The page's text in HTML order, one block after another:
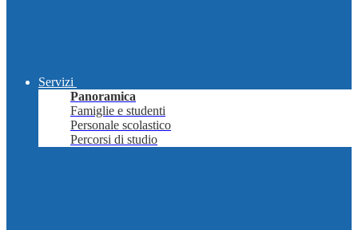
Servizi
Panoramica
Famiglie e studenti
Personale scolastico
Percorsi di studio